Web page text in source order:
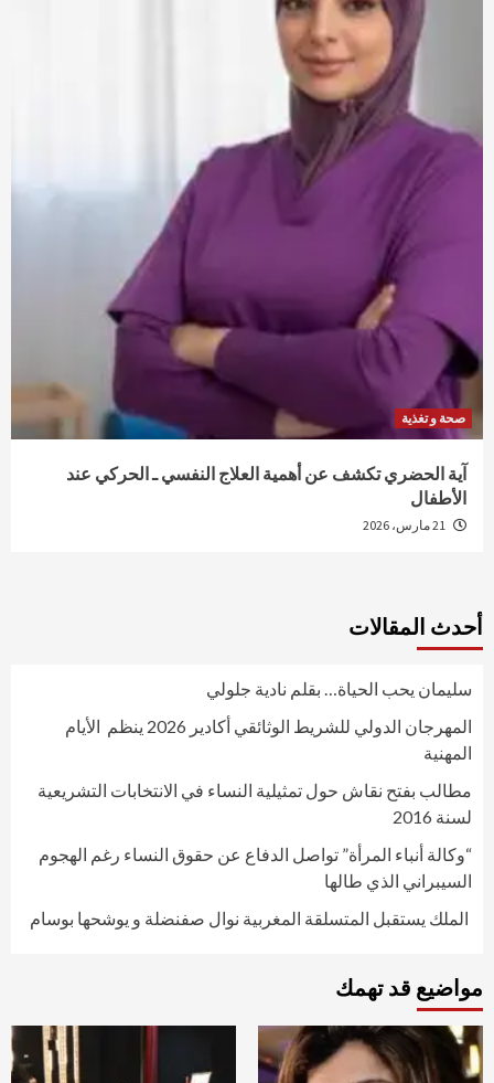
صحة و تغذية
آية الحضري تكشف عن أهمية العلاج النفسي ـ الحركي عند
الأطفال
أحدث المقالات
سليمان يحب الحياة… بقلم نادية جلولي
المهرجان الدولي للشريط الوثائقي أكادير 2026 ينظم الأيام
المهنية
مطالب بفتح نقاش حول تمثيلية النساء في الانتخابات التشريعية
لسنة 2016
“وكالة أنباء المرأة” تواصل الدفاع عن حقوق النساء رغم الهجوم
السيبراني الذي طالها
الملك يستقبل المتسلقة المغربية نوال صفنضلة و يوشحها بوسام
مواضيع قد تهمك